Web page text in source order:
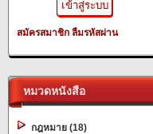
สมัครสมาชิก ลืมรหัสผ่าน
หมวดหนังสือ
กฎหมาย (18)